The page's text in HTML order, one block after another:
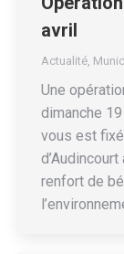
avril
Actualité,
Une
dimanche
vous est
renfort de